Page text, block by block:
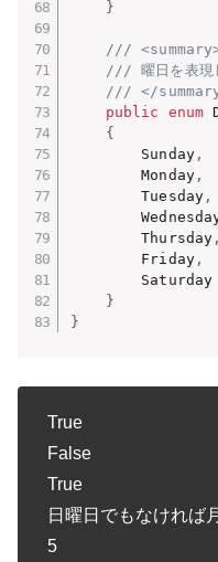
}
///
/// 曜日を表現
/// </
public
enum
{
        Sunday
,
        Monday
,
        Tuesday
,
        Thursday
,
        Friday
,
}
}
True
False
True
日曜日でもなければ
5